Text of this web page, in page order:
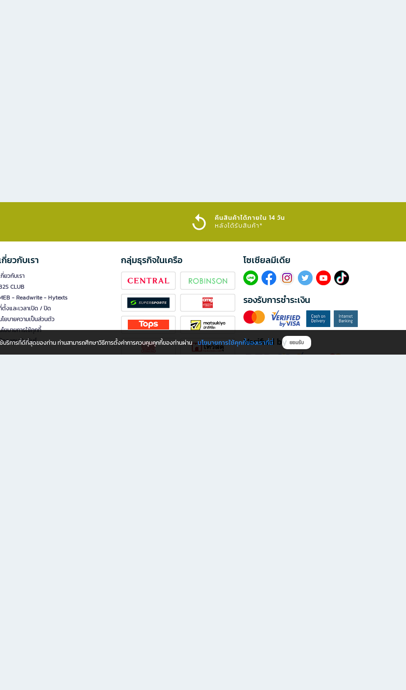
คืนสินค้าได้ภายใน 14 วัน
หลังได้รับสินค้า*
กี่ยวกับเรา
กี่ยวกับเรา
CLUB
- Readwrite - Hytexts
ตั้งและเวลาเปิด / ปิด
โยบายความเป็นส่วนตัว
ยบายการใช้คุกกี้
กลงทุนสัมพันธ์
กลุ่มธุรกิจในเครือ โซเซียลมีเดีย​
รองรับการชำระเงิน
Verified by
บริการที่ดีที่สุดของท่าน ท่านสามารถศึกษาวิธีการตั้งค่าการควบคุมคุกกี้ของท่านผ่าน นโยบายการใช้คุกกี้ของเราที่นี่ ยอมรับ